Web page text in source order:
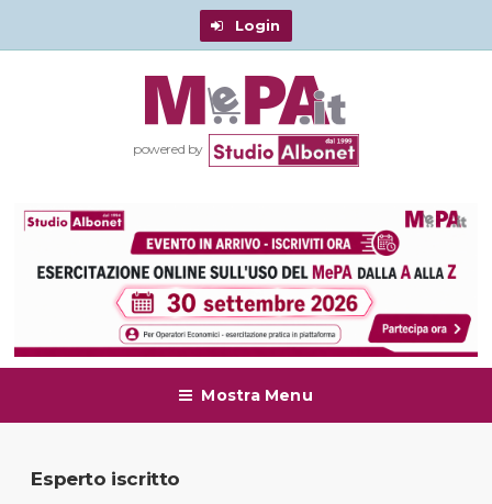
Login
powered by
Mostra Menu
Esperto iscritto